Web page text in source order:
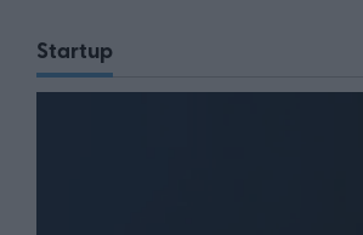
Startup